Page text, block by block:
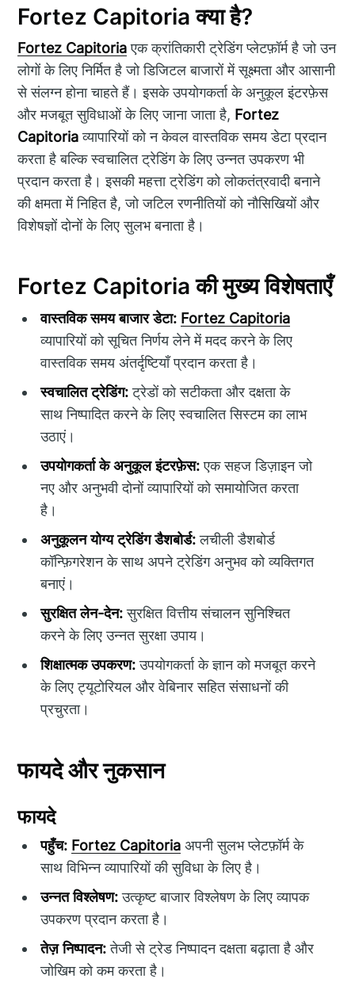
Fortez Capitoria क्या है?
Fortez Capitoriaएक क्रांतिकारी ट्रेडिंग प्लेटफ़ॉर्म है जो उन
लोगों के लिए निर्मित है जो डिजिटल बाजारों में सूक्ष्मता और आसानी
से संलग्न होना चाहते हैं। इसके उपयोगकर्ता के अनुकूल इंटरफ़ेस
और मजबूत सुविधाओं के लिए जाना जाता है, Fortez
Capitoriaव्यापारियों को न केवल वास्तविक समय डेटा प्रदान
करता है बल्कि स्वचालित ट्रेडिंग के लिए उन्नत उपकरण भी
प्रदान करता है। इसकी महत्ता ट्रेडिंग को लोकतंत्रवादी बनाने
की क्षमता में निहित है, जो जटिल रणनीतियों को नौसिखियों और
विशेषज्ञों दोनों के लिए सुलभ बनाता है।
Fortez Capitoria की मुख्य विशेषताएँ
वास्तविक समय बाजार डेटा: Fortez Capitoria
व्यापारियों को सूचित निर्णय लेने में मदद करने के लिए
वास्तविक समय अंतर्दृष्टियाँ प्रदान करता है।
स्वचालित ट्रेडिंग:ट्रेडों को सटीकता और दक्षता के
साथ निष्पादित करने के लिए स्वचालित सिस्टम का लाभ
उठाएं।
उपयोगकर्ता के अनुकूल इंटरफ़ेस:एक सहज डिज़ाइन जो
नए और अनुभवी दोनों व्यापारियों को समायोजित करता
है।
अनुकूलन योग्य ट्रेडिंग डैशबोर्ड:लचीली डैशबोर्ड
कॉन्फ़िगरेशन के साथ अपने ट्रेडिंग अनुभव को व्यक्तिगत
बनाएं।
सुरक्षित लेन-देन:सुरक्षित वित्तीय संचालन सुनिश्चित
करने के लिए उन्नत सुरक्षा उपाय।
शिक्षात्मक उपकरण:उपयोगकर्ता के ज्ञान को मजबूत करने
के लिए ट्यूटोरियल और वेबिनार सहित संसाधनों की
प्रचुरता।
फायदे और नुकसान
फायदे
पहुँच: Fortez Capitoria अपनी सुलभ प्लेटफ़ॉर्म के
साथ विभिन्न व्यापारियों की सुविधा के लिए है।
उन्नत विश्लेषण:उत्कृष्ट बाजार विश्लेषण के लिए व्यापक
उपकरण प्रदान करता है।
तेज़ निष्पादन:तेजी से ट्रेड निष्पादन दक्षता बढ़ाता है और
जोखिम को कम करता है।